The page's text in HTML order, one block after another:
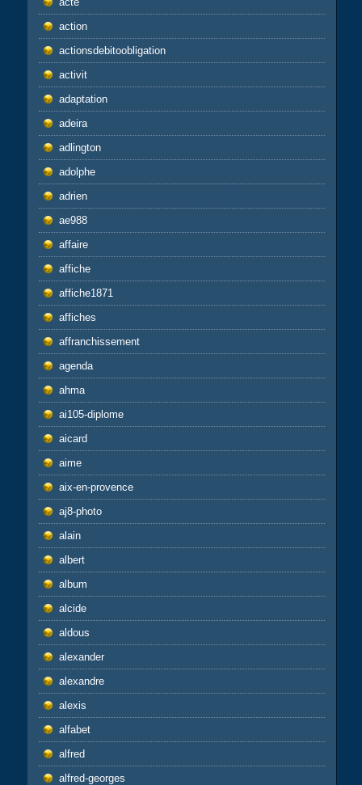
action
actionsdebitoobligation
activit
adaptation
adeira
adlington
adolphe
adrien
ae988
affaire
affiche
affiche1871
affiches
affranchissement
agenda
ahma
ai105-diplome
aicard
aime
aix-en-provence
aj8-photo
alain
albert
album
alcide
aldous
alexander
alexandre
alexis
alfabet
alfred
alfred-georges